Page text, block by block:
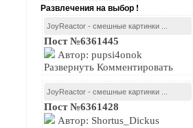
Развлечения на выбор !
JoyReactor - смешные картинки ...
Пост №6361445
Автор: pupsi4onok
Развернуть Комментировать
JoyReactor - смешные картинки ...
Пост №6361428
Автор: Shortus_Dickus